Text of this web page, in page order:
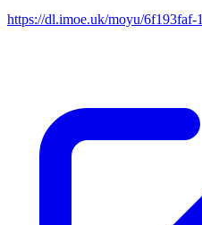
https://dl.imoe.uk/moyu/6f193faf-